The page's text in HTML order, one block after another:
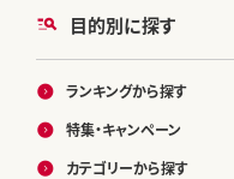
目的別に探す
ランキングから探す
特集・キャンペーン
カテゴリーから探す